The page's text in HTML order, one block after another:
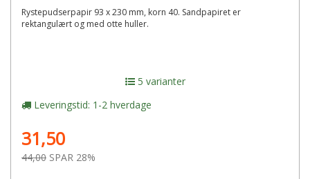
Rystepudserpapir 93 x 230 mm, korn 40. Sandpapiret er
rektangulært og med otte huller.
5 varianter
Leveringstid: 1-2 hverdage
31,50
44,00 SPAR 28%